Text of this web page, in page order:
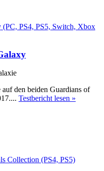
den beiden Guardians of
Testbericht lesen »